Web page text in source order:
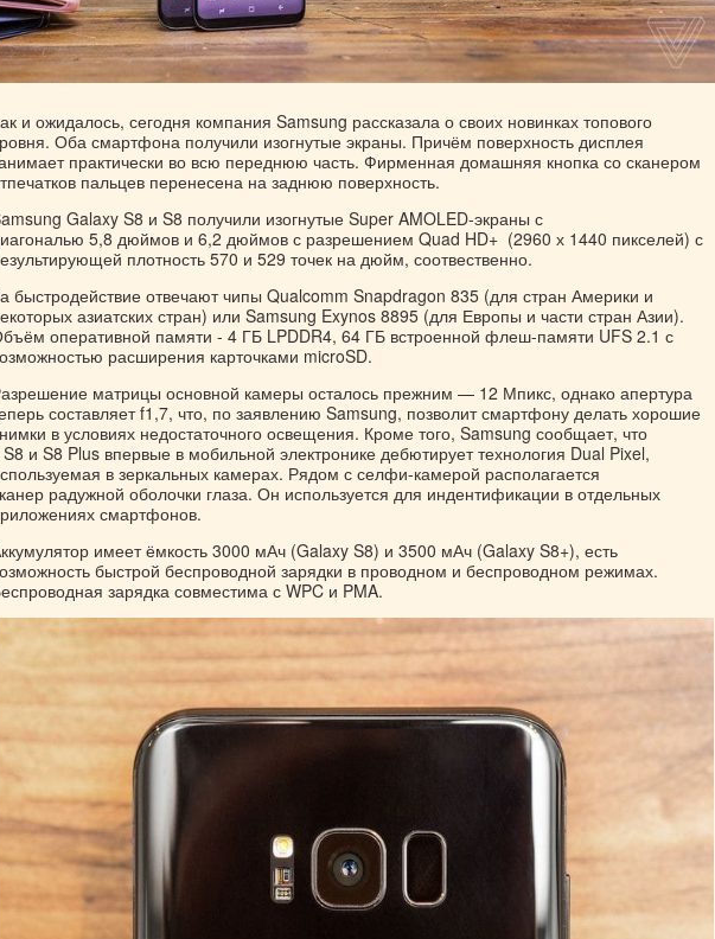
и ожидалось, сегодня компания Samsung рассказала о своих новинках топового
Оба смартфона получили изогнутые экраны. Причём поверхность дисплея
практически во всю переднюю часть. Фирменная домашняя кнопка со сканером
пальцев перенесена на заднюю поверхность.
Galaxy S8 и S8 получили изогнутые Super AMOLED-экраны с
5,8 дюймов и 6,2 дюймов с разрешением Quad HD+ (2960 х 1440 пикселей) с
плотность 570 и 529 точек на дюйм, соотвественно.
быстродействие отвечают чипы Qualcomm Snapdragon 835 (для стран Америки и
азиатских стран) или Samsung Exynos 8895 (для Европы и части стран Азии).
оперативной памяти - 4 ГБ LPDDR4, 64 ГБ встроенной флеш-памяти UFS 2.1 с
расширения карточками microSD.
матрицы основной камеры осталось прежним — 12 Мпикс, однако апертура
составляет f1,7, что, по заявлению Samsung, позволит смартфону делать хорошие
в условиях недостаточного освещения. Кроме того, Samsung сообщает, что
S8 и S8 Plus впервые в мобильной электронике дебютирует технология Dual Pixel,
в зеркальных камерах. Рядом с селфи-камерой располагается
радужной оболочки глаза. Он используется для индентификации в отдельных
смартфонов.
имеет ёмкость 3000 мАч (Galaxy S8) и 3500 мАч (Galaxy S8+), есть
быстрой беспроводной зарядки в проводном и беспроводном режимах.
зарядка совместима с WPC и PMA.